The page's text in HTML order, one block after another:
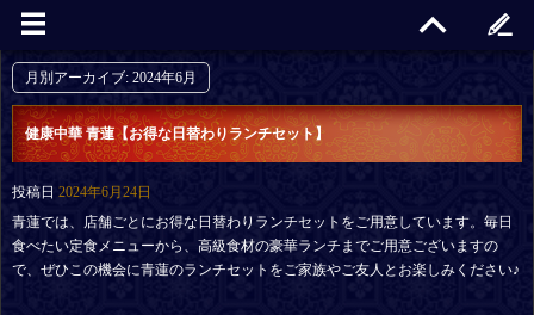
月別アーカイブ: 2024年6月
健康中華 青蓮【お得な日替わりランチセット】
投稿日 2024年6月24日
青蓮では、店舗ごとにお得な日替わりランチセットをご用意しています。毎日
食べたい定食メニューから、高級食材の豪華ランチまでご用意ございますの
で、ぜひこの機会に青蓮のランチセットをご家族やご友人とお楽しみください♪